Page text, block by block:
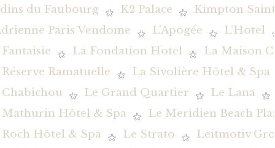
du Faubourg
K2 Palace
Kimpton
Paris Vendome
L'Apogée
L'Hotel
La Fondation Hotel
La Maison
Ramatuelle
La Sivolière Hôtel & Spa
Le Grand Quartier
Le Lana
Mathurin Hôtel & Spa
Le Meridien Beach
Hôtel & Spa
Le Strato
Leitmotiv